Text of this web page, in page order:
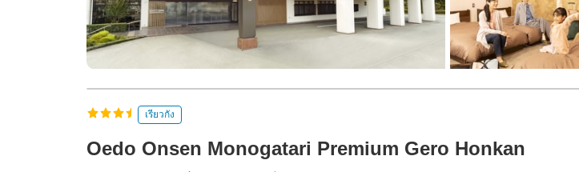
เรียวกัง
Oedo Onsen Monogatari Premium Gero Honkan